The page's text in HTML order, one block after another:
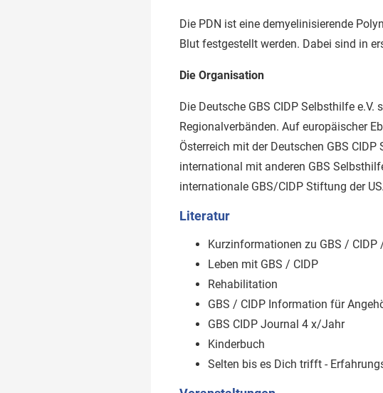
Die PDN ist eine demyelinisierende
Blut festgestellt werden. Dabei sind in
Die Organisation
Die Deutsche GBS CIDP Selbsthilfe
Regionalverbänden. Auf europäischer
Österreich mit der Deutschen GBS
international mit anderen GBS
internationale GBS/CIDP Stiftung der
Literatur
Kurzinformationen zu GBS /
Leben mit GBS / CIDP
Rehabilitation
GBS / CIDP Information für
GBS CIDP Journal 4 x/Jahr
Kinderbuch
Selten bis es Dich trifft -